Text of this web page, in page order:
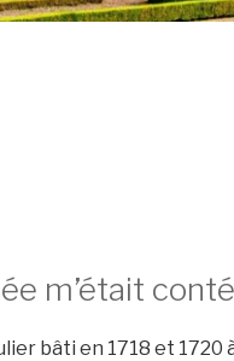
m’était conté
bâti en 1718 et 1720